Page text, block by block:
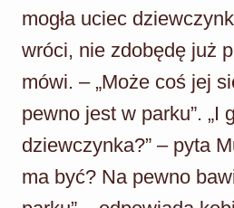
mogła uciec
wróci, nie zdobędę już
mówi. – „Może coś jej
pewno jest w parku”. „I
dziewczynka?” – pyta
ma być? Na pewno